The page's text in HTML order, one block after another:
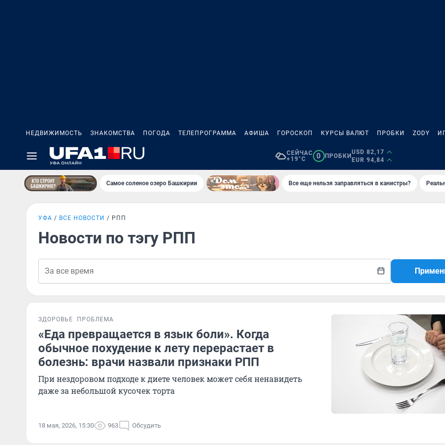
НЕДВИЖИМОСТЬ ЗНАКОМСТВА ПОГОДА ТЕЛЕПРОГРАММА АФИША ГОРОСКОП КУРСЫ ВАЛЮТ ПРОБКИ ZODY
СЕЙЧАС
+19°C
0 ПРОБКИ
USD 82,17
EUR 94,84
Самое соленое озеро Башкирии Все еще нельзя заправляться в канистры?
УФА ВСЕ НОВОСТИ РПП
Новости по тэгу РПП
ЗДОРОВЬЕ ПРОБЛЕМА
«Еда превращается в язык боли». Когда
обычное похудение к лету перерастает в
болезнь: врачи назвали признаки РПП
При нездоровом подходе к диете человек может себя ненавидеть
даже за небольшой кусочек торта
18 мая, 2026, 15:30 963 Обсудить